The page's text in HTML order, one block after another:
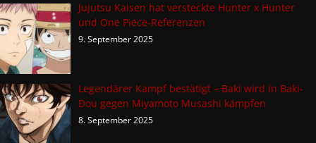
Jujutsu Kaisen hat versteckte Hunter x Hunter
und One Piece-Referenzen
9. September 2025
Legendärer Kampf bestätigt – Baki wird in Baki-
Dou gegen Miyamoto Musashi kämpfen
8. September 2025